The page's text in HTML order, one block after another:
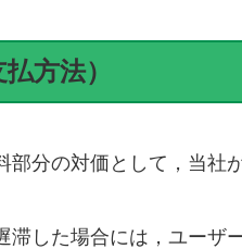
方法）
部分の対価として，当社
した場合には，ユーザ